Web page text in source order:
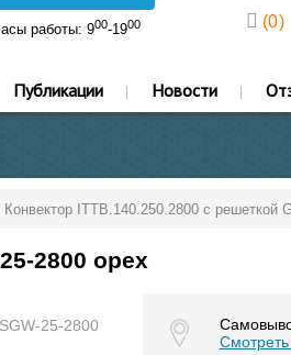
работы: 900-1900
(0)
Публикации Новости
Конвектор ITTB.140.250.2800 с решеткой
2800 орех
25-2800